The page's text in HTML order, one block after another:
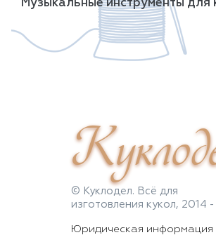
Музыкальные инструменты для
© Куклодел. Всё для
изготовления кукол, 2014
Юридическая информация